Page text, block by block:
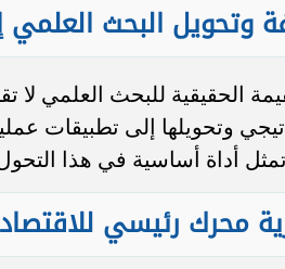
وتحويل البحث
الحقيقية للبحث العلمي لا
وتحويلها إلى تطبيقات
أداة أساسية في هذا
محرك رئيسي للاقتصاد